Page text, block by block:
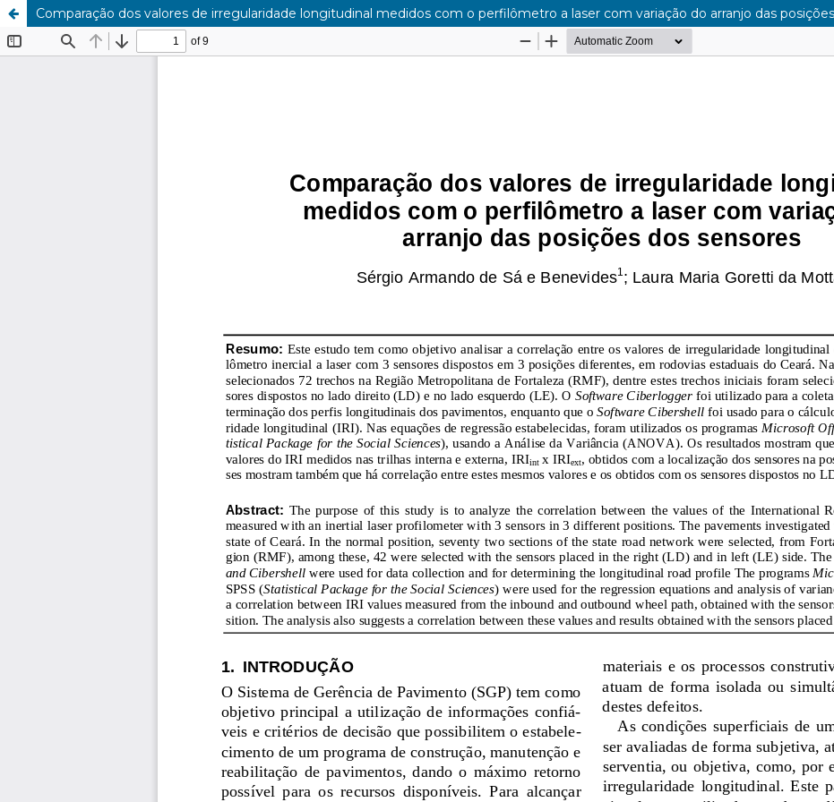
Comparação dos valores de irregularidade longitudinal medidos com o perfilômetro a laser com variação do arranjo das